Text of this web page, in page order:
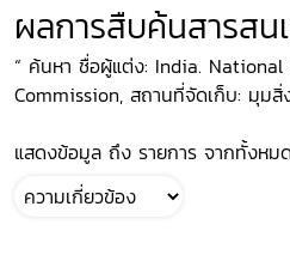
ผลการสืบค้นสารสน
“ ค้นหา ชื่อผู้แต่ง: India.
Commission, สถานที่จัดเก็บ: มุม
แสดงข้อมูล ถึง รายการ จากทั้งหม